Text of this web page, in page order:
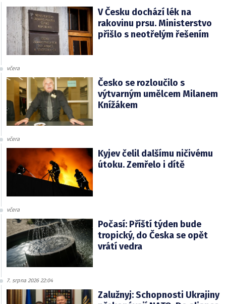
V Česku dochází lék na
rakovinu prsu. Ministerstvo
přišlo s neotřelým řešením
včera
Česko se rozloučilo s
výtvarným umělcem Milanem
Knížákem
včera
Kyjev čelil dalšímu ničivému
útoku. Zemřelo i dítě
včera
Počasí: Příští týden bude
tropický, do Česka se opět
vrátí vedra
7. srpna 2026 22:04
Zalužnyj: Schopnosti Ukrajiny